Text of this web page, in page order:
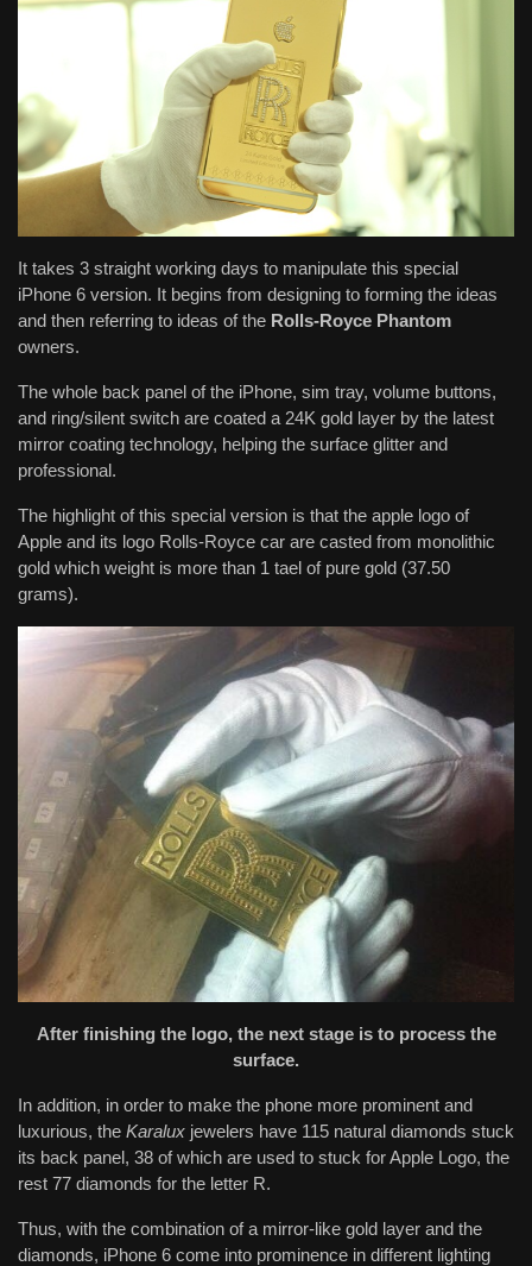
It takes 3 straight working days to manipulate this special
iPhone 6 version. It begins from designing to forming the ideas
and then referring to ideas of the Rolls-Royce Phantom
owners.
The whole back panel of the iPhone, sim tray, volume buttons,
and ring/silent switch are coated a 24K gold layer by the latest
mirror coating technology, helping the surface glitter and
professional.
The highlight of this special version is that the apple logo of
Apple and its logo Rolls-Royce car are casted from monolithic
gold which weight is more than 1 tael of pure gold (37.50
grams).
After finishing the logo, the next stage is to process the
surface.
In addition, in order to make the phone more prominent and
luxurious, the Karalux jewelers have 115 natural diamonds stuck
its back panel, 38 of which are used to stuck for Apple Logo, the
rest 77 diamonds for the letter R.
Thus, with the combination of a mirror-like gold layer and the
diamonds, iPhone 6 come into prominence in different lighting